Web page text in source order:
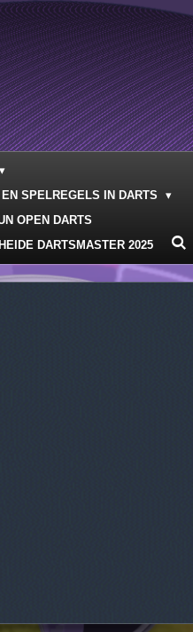
SPELREGELS IN DARTS
OPEN DARTS
DARTSMASTER 2025